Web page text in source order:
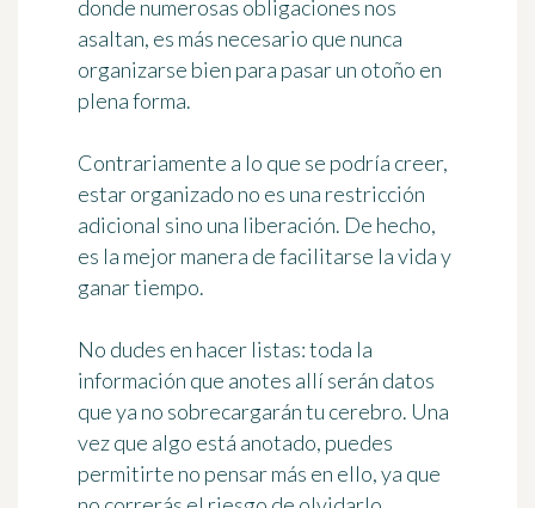
donde numerosas obligaciones nos
asaltan, es más necesario que nunca
organizarse bien para pasarun otoño en
plena forma.
Contrariamente a lo que se podría creer,
estar organizado no es una restricción
adicional sino una liberación. De hecho,
es la mejor manera defacilitarse la viday
ganar tiempo.
No dudes en hacer listas: toda la
información que anotes allí serán datos
que ya no sobrecargarán tu cerebro. Una
vez que algo está anotado, puedes
permitirte no pensar más en ello, ya que